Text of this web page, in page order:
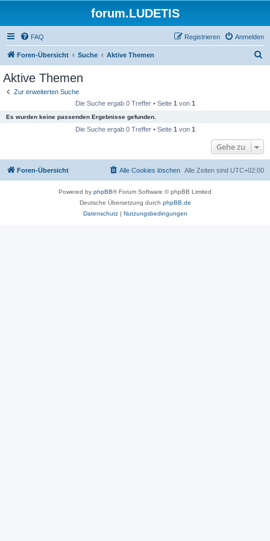
forum.LUDETIS
FAQ Anmelden
Registrieren
Foren-Übersicht Suche Aktive Themen
Aktive Themen
Zur erweiterten Suche
Die Suche ergab 0 Treffer • Seite 1 von 1
Es wurden keine passenden Ergebnisse gefunden.
Die Suche ergab 0 Treffer • Seite 1 von 1
Gehe zu
Foren-Übersicht Alle Zeiten sind UTC+02:00
Alle Cookies löschen
Powered by phpBB® Forum Software © phpBB Limited
Deutsche Übersetzung durch phpBB.de
Datenschutz| Nutzungsbedingungen